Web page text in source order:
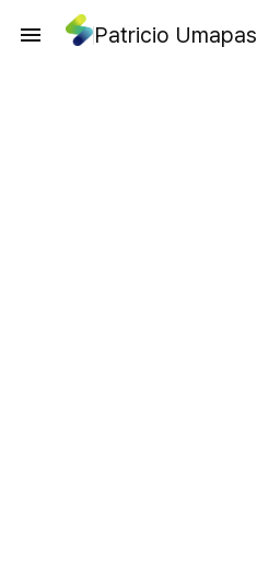
Patricio Umapas